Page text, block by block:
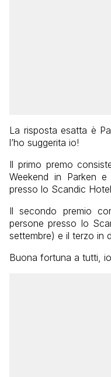
La risposta esatta è
l’ho suggerita io!
Il primo premo
Weekend in Parken
presso lo Scandic
Il secondo premio
persone presso lo
settembre) e il terzo in
Buona fortuna a tutti,